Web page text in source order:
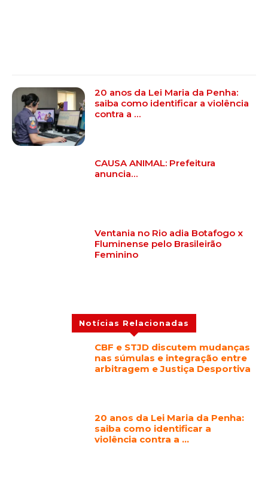
20 anos da Lei Maria da Penha:
saiba como identificar a violência
contra a …
CAUSA ANIMAL: Prefeitura
anuncia…
Ventania no Rio adia Botafogo x
Fluminense pelo Brasileirão
Feminino
Notícias Relacionadas
CBF e STJD discutem mudanças
nas súmulas e integração entre
arbitragem e Justiça Desportiva
20 anos da Lei Maria da Penha:
saiba como identificar a
violência contra a …